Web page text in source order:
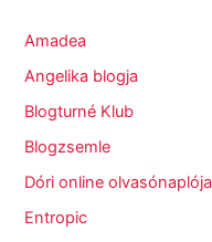
Amadea
Angelika blogja
Blogturné Klub
Blogzsemle
Dóri online olvasónaplója
Entropic